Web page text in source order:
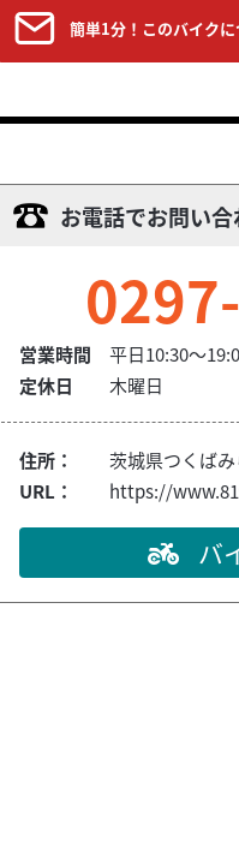
簡単1分！このバイク
お電話でお問い合
営業時間
平日10:30～
定休日
木曜日
住所：
茨城県つくば
URL：
https://
バ